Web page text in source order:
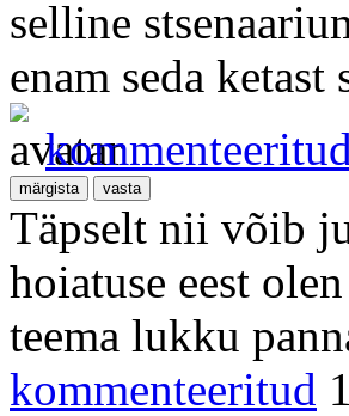
selline
enam seda ketast
kommenteeritud
Täpselt nii võib
hoiatuse eest
teema lukku
kommenteeritud